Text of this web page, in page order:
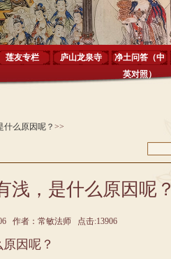
莲友专栏 庐山龙泉寺
净土问答（中
英对照）
什么原因呢？ >>
浅，是什么原因呢？
作者：常敏法师 点击:13906
因呢？